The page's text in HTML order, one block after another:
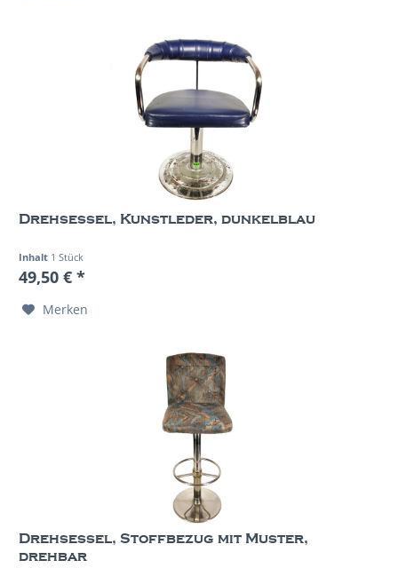
Drehsessel, Kunstleder, dunkelblau
Inhalt 1 Stück
49,50 € *
Merken
Drehsessel, Stoffbezug mit Muster,
drehbar